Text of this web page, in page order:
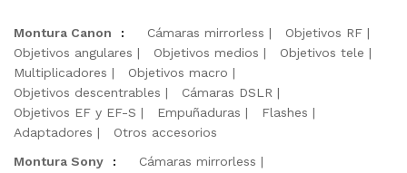
Montura Canon : Cámaras mirrorless
Objetivos RF
Objetivos angulares
Objetivos medios
Objetivos tele
Multiplicadores
Objetivos macro
Objetivos descentrables
Cámaras DSLR
Objetivos EF y EF-S
Empuñaduras
Flashes
Adaptadores
Otros accesorios
Montura Sony
:
Cámaras mirrorless